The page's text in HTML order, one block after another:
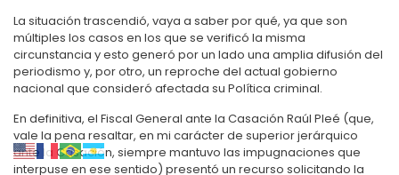
La situación trascendió, vaya a saber por qué, ya que son
múltiples los casos en los que se verificó la misma
circunstancia y esto generó por un lado una amplia difusión del
periodismo y, por otro, un reproche del actual gobierno
nacional que consideró afectada su Política criminal.
En definitiva, el Fiscal General ante la Casación Raúl Pleé (que,
vale la pena resaltar, en mi carácter de superior jerárquico
ante la Casación, siempre mantuvo las impugnaciones que
interpuse en ese sentido) presentó un recurso solicitando la